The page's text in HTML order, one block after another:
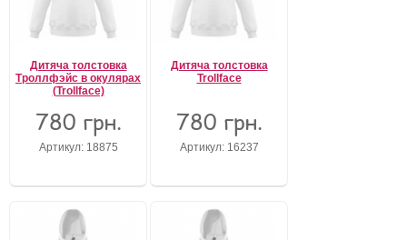
Дитяча толстовка
Троллфэйс в окулярах
(Trollface)
780 грн.
Артикул: 18875
Дитяча толстовка
Trollface
780 грн.
Артикул: 16237